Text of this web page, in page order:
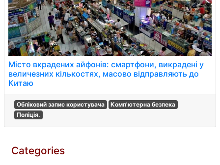
Місто вкрадених айфонів: смартфони, викрадені у
величезних кількостях, масово відправляють до
Китаю
Обліковий запис користувача
Комп'ютерна безпека
Поліція.
Categories